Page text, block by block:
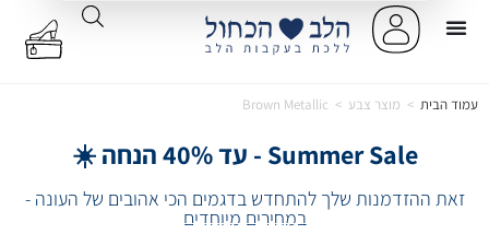
עמוד הבית > מוצר צבע >
Brown Metallic
Summer Sale - עד 40% הנחה ☀️
זאת ההזדמנות שלך להתחדש בדגמים הכי אהובים של העונה -
במחירים מיוחדים